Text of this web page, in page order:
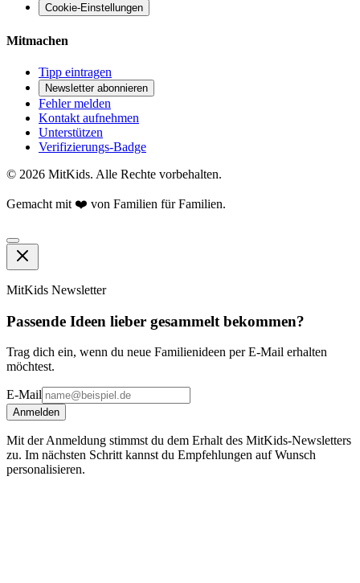
Cookie-Einstellungen
Mitmachen
Tipp eintragen
Newsletter abonnieren
Fehler melden
Kontakt aufnehmen
Unterstützen
Verifizierungs-Badge
© 2026 MitKids. Alle Rechte vorbehalten.
Gemacht mit ❤️ von Familien für Familien.
MitKids Newsletter
Passende Ideen lieber gesammelt bekommen?
Trag dich ein, wenn du neue Familienideen per E-Mail erhalten
möchtest.
E-Mail
Anmelden
Mit der Anmeldung stimmst du dem Erhalt des MitKids-Newsletters
zu. Im nächsten Schritt kannst du Empfehlungen auf Wunsch
personalisieren.